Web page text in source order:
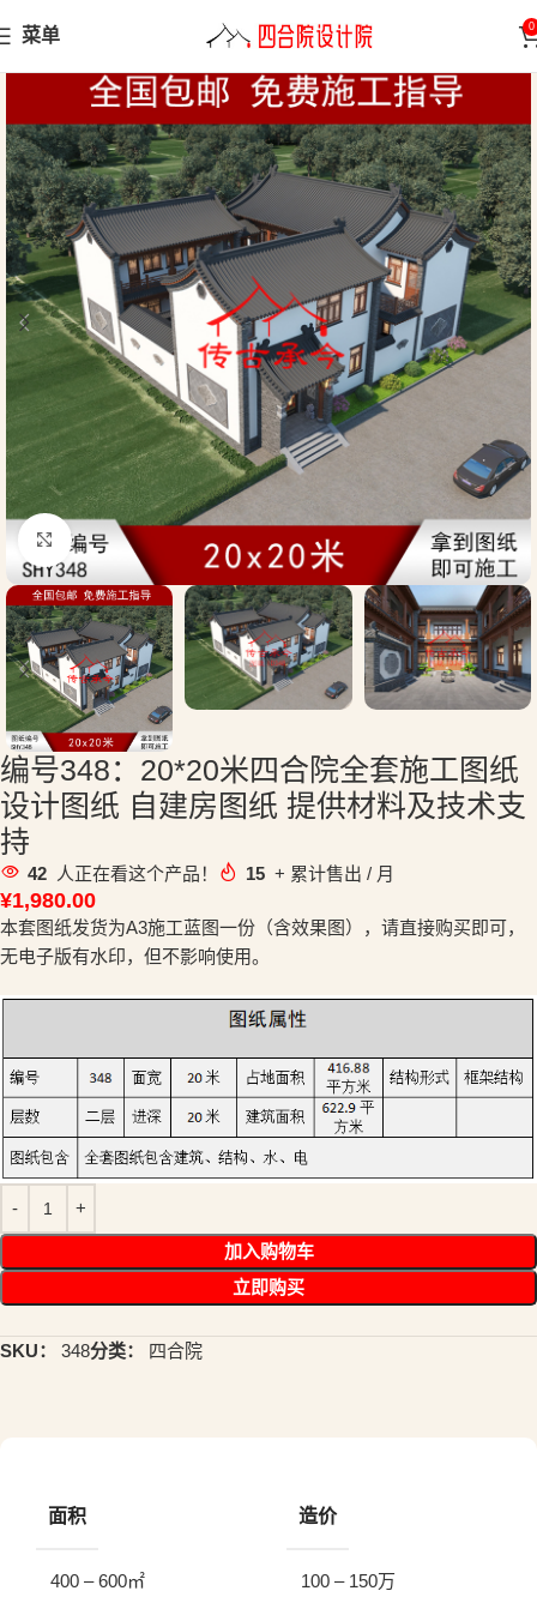
菜单 0
首页 四合院
点击放大
编号348：20*20米四合院全套施工图纸
设计图纸 自建房图纸 提供材料及技术支
持
42 人正在看这个产品！ 15 + 累计售出 / 月
¥1,980.00
本套图纸发货为A3施工蓝图一份（含效果图），请直接购买即可，
无电子版有水印，但不影响使用。
加入购物车
立即购买
SKU： 348分类： 四合院
面积
400 – 600㎡
造价
100 – 150万